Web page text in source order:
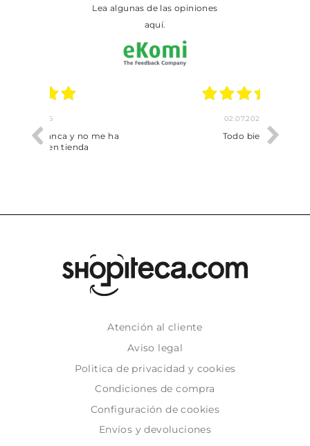
Lea algunas de las opiniones
aquí.
Atención al cliente
Aviso legal
Politica de privacidad y cookies
Condiciones de compra
Configuración de cookies
Envíos y devoluciones